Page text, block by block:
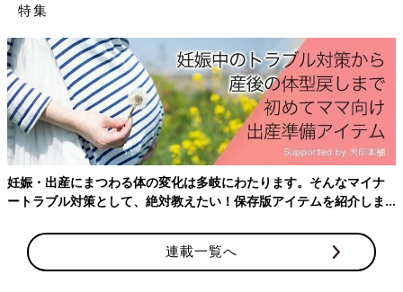
昼食に帰った夫を急いで呼び戻す。
15:10
子宮口9cm、破水なし。導尿。
15:35
子宮口全開大。自然破水。
いきみましょうと言われ、もう産まれるかと思ったが、2-3回い
きむくらいじゃ産まれないと笑われる。
麻酔が効いているので陣痛はわからないが、いきみたい感覚と陣
痛モニターで判断する。絶対にウンチでた。
16:00頃
胎児心拍が150台になり、酸素マスク開始
特集
妊娠・出産にまつわる体の変化は多岐にわたります。そんなマイナ
ートラブル対策として、絶対教えたい！保存版アイテムを紹介しま
連載一覧へ